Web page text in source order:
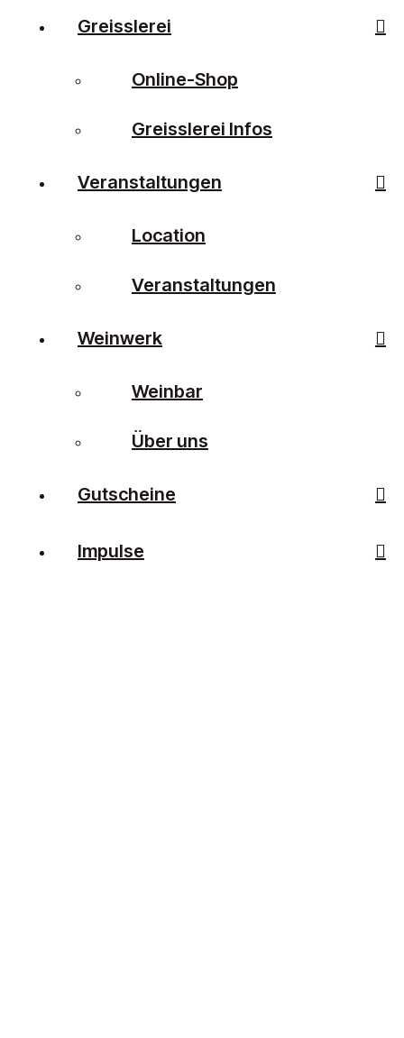
Greisslerei
Online-Shop
Greisslerei Infos
Veranstaltungen
Location
Veranstaltungen
Weinwerk
Weinbar
Über uns
Gutscheine
Impulse